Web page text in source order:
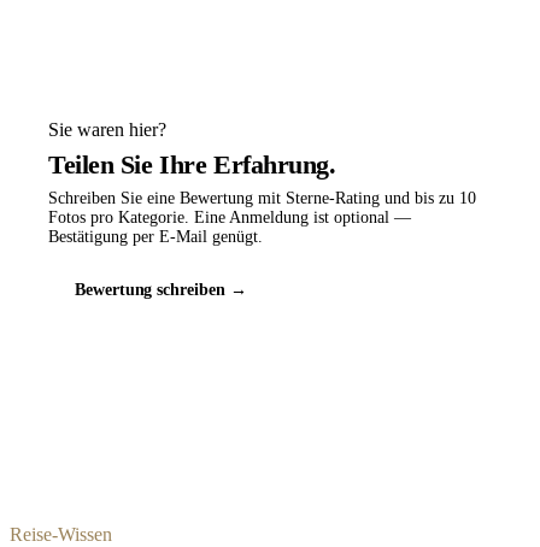
Sie waren hier?
Teilen Sie Ihre Erfahrung.
Schreiben Sie eine Bewertung mit Sterne-Rating und bis zu 10
Fotos pro Kategorie. Eine Anmeldung ist optional —
Bestätigung per E-Mail genügt.
Bewertung schreiben →
Reise-Wissen